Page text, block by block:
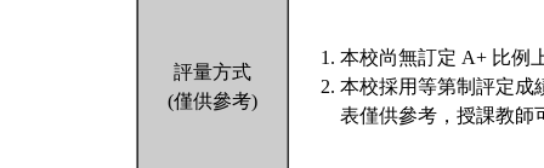
評量方式
(僅供參考)
本校尚無訂定 A+ 比例
本校採用等第制評定成
表僅供參考，授課教師